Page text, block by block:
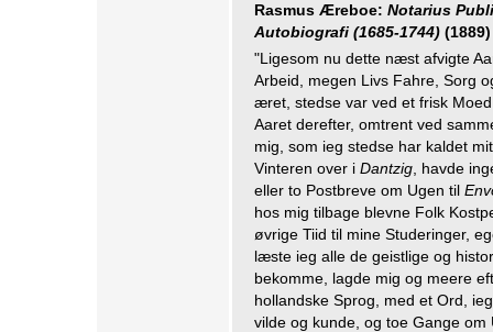
Rasmus Æreboe: Notarius
Autobiografi (1685-1744)(1889)
"Ligesom nu dette næst afvigte
Arbeid, megen Livs Fahre, Sorg
æret, stedse var ved et frisk
Aaret derefter, omtrent ved
mig, som ieg stedse har kaldet
Vinteren over i Dantzig, havde
eller to Postbreve om Ugen til
hos mig tilbage blevne Folk
øvrige Tiid til mine Studeringer,
læste ieg alle de geistlige og
bekomme, lagde mig og meere
hollandske Sprog, med et Ord,
vilde og kunde, og toe Gange